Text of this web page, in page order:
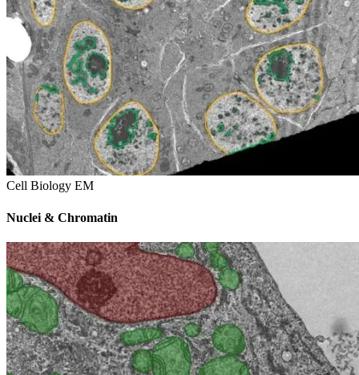
Cell Biology EM
Nuclei & Chromatin